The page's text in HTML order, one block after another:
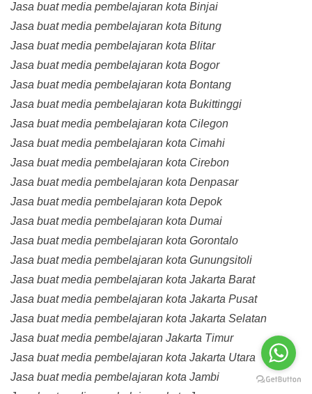
Jasa buat media pembelajaran kota Binjai
Jasa buat media pembelajaran kota Bitung
Jasa buat media pembelajaran kota Blitar
Jasa buat media pembelajaran kota Bogor
Jasa buat media pembelajaran kota Bontang
Jasa buat media pembelajaran kota Bukittinggi
Jasa buat media pembelajaran kota Cilegon
Jasa buat media pembelajaran kota Cimahi
Jasa buat media pembelajaran kota Cirebon
Jasa buat media pembelajaran kota Denpasar
Jasa buat media pembelajaran kota Depok
Jasa buat media pembelajaran kota Dumai
Jasa buat media pembelajaran kota Gorontalo
Jasa buat media pembelajaran kota Gunungsitoli
Jasa buat media pembelajaran kota Jakarta Barat
Jasa buat media pembelajaran kota Jakarta Pusat
Jasa buat media pembelajaran kota Jakarta Selatan
Jasa buat media pembelajaran Jakarta Timur
Jasa buat media pembelajaran kota Jakarta Utara
Jasa buat media pembelajaran kota Jambi